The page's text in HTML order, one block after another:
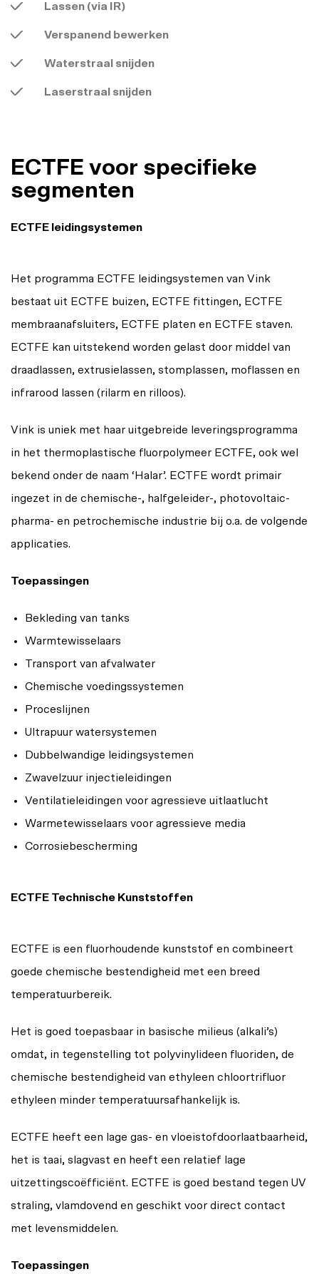
Lassen (via IR)
Verspanend bewerken
Waterstraal snijden
Laserstraal snijden
ECTFE voor specifieke
segmenten
ECTFE leidingsystemen
Het programma ECTFE leidingsystemen van Vink
bestaat uit ECTFE buizen, ECTFE fittingen, ECTFE
membraanafsluiters, ECTFE platen en ECTFE staven.
ECTFE kan uitstekend worden gelast door middel van
draadlassen, extrusielassen, stomplassen, moflassen en
infrarood lassen (rilarm en rilloos).
Vink is uniek met haar uitgebreide leveringsprogramma
in het thermoplastische fluorpolymeer ECTFE, ook wel
bekend onder de naam ‘Halar’. ECTFE wordt primair
ingezet in de chemische-, halfgeleider-, photovoltaic-
pharma- en petrochemische industrie bij o.a. de volgende
applicaties.
Toepassingen
Bekleding van tanks
Warmtewisselaars
Transport van afvalwater
Chemische voedingssystemen
Proceslijnen
Ultrapuur watersystemen
Dubbelwandige leidingsystemen
Zwavelzuur injectieleidingen
Ventilatieleidingen voor agressieve uitlaatlucht
Warmetewisselaars voor agressieve media
Corrosiebescherming
ECTFE Technische Kunststoffen
ECTFE is een fluorhoudende kunststof en combineert
goede chemische bestendigheid met een breed
temperatuurbereik.
Het is goed toepasbaar in basische milieus (alkali’s)
omdat, in tegenstelling tot polyvinylideen fluoriden, de
chemische bestendigheid van ethyleen chloortrifluor
ethyleen minder temperatuursafhankelijk is.
ECTFE heeft een lage gas- en vloeistofdoorlaatbaarheid,
het is taai, slagvast en heeft een relatief lage
uitzettingscoëfficiënt. ECTFE is goed bestand tegen UV
straling, vlamdovend en geschikt voor direct contact
met levensmiddelen.
Toepassingen